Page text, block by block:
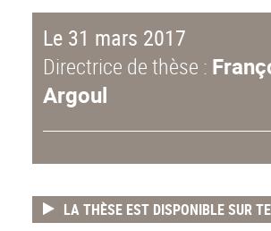
Le 31 mars 2017
Directrice de thèse :
Argoul
LA THÈSE EST DISPONIBLE SUR